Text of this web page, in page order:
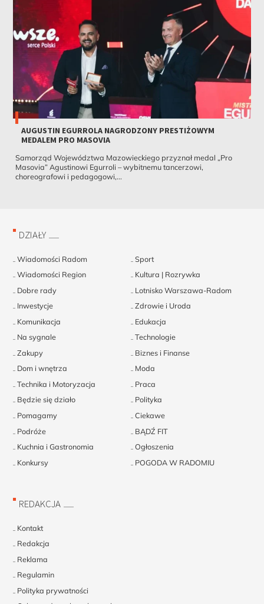
AUGUSTIN EGURROLA NAGRODZONY PRESTIŻOWYM
MEDALEM PRO MASOVIA
Samorząd Województwa Mazowieckiego przyznał medal „Pro
Masovia” Agustinowi Egurroli – wybitnemu tancerzowi,
choreografowi i pedagogowi,...
DZIAŁY
Wiadomości Radom
Sport
Wiadomości Region
Kultura | Rozrywka
Dobre rady
Lotnisko Warszawa-Radom
Inwestycje
Zdrowie i Uroda
Komunikacja
Edukacja
Na sygnale
Technologie
Zakupy
Biznes i Finanse
Dom i wnętrza
Moda
Technika i Motoryzacja
Praca
Będzie się działo
Polityka
Pomagamy
Ciekawe
Podróże
BĄDŹ FIT
Kuchnia i Gastronomia
Ogłoszenia
Konkursy
POGODA W RADOMIU
REDAKCJA
Kontakt
Redakcja
Reklama
Regulamin
Polityka prywatności